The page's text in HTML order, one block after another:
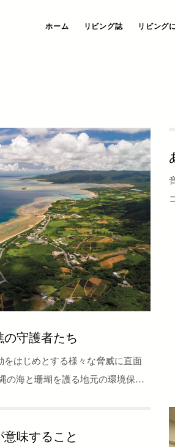
ホーム リビング誌 リビング
の守護者たち
をはじめとする様々な脅威に直面
の海と珊瑚を護る地元の環境保護
意味すること